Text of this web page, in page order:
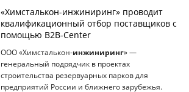
«Химсталькон-инжиниринг» проводит
квалификационный отбор поставщиков с
помощью B2B-Center
ООО «Химсталькон-инжиниринг» —
генеральный подрядчик в проектах
строительства резервуарных парков для
предприятий России и ближнего зарубежья.